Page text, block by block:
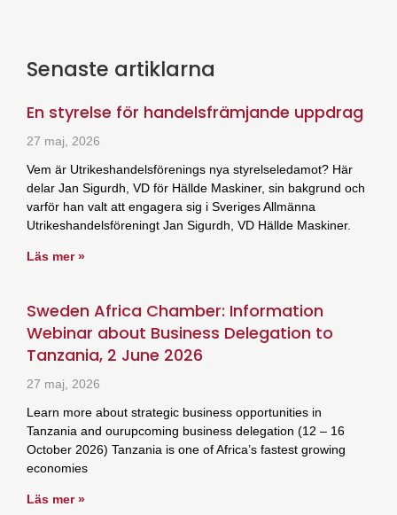
Senaste artiklarna
En styrelse för handelsfrämjande uppdrag
27 maj, 2026
Vem är Utrikeshandelsförenings nya styrelseledamot? Här
delar Jan Sigurdh, VD för Hällde Maskiner, sin bakgrund och
varför han valt att engagera sig i Sveriges Allmänna
Utrikeshandelsföreningt Jan Sigurdh, VD Hällde Maskiner.
Läs mer »
Sweden Africa Chamber: Information
Webinar about Business Delegation to
Tanzania, 2 June 2026
27 maj, 2026
Learn more about strategic business opportunities in
Tanzania and ourupcoming business delegation (12 – 16
October 2026) Tanzania is one of Africa’s fastest growing
economies
Läs mer »